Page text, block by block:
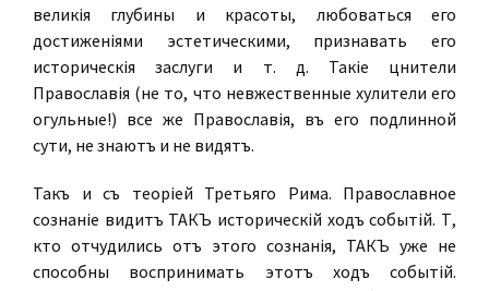
великія глубины и красоты, любоваться его
достиженіями эстетическими, признавать его
историческія заслуги и т. д. Такіе цѣнители
Православія (не то, что невѣжественные хулители его
огульные!) все же Православія, въ его подлинной
сути, не знаютъ и не видятъ.
Такъ и съ теоріей Третьяго Рима. Православное
сознаніе видитъ ТАКЪ историческій ходъ событій. Тѣ,
кто отчудились отъ этого сознанія, ТАКЪ уже не
способны воспринимать этотъ ходъ событій.